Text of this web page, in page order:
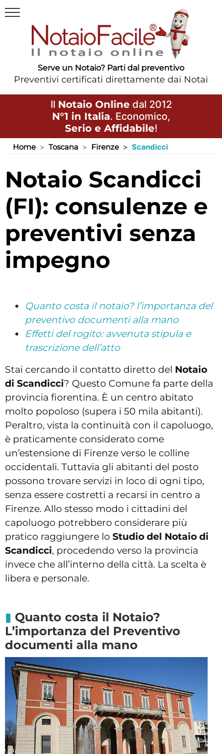
Serve un Notaio? Parti dal preventivo
Preventivi certificati direttamente dai Notai
Il Notaio Online dal 2012
N°1 in Italia. Economico,
Serio e Affidabile!
Home Toscana Firenze Scandicci
Notaio Scandicci
(FI): consulenze e
preventivi senza
impegno
Quanto costa il notaio? l’importanza del
preventivo documenti alla mano
Effetti del rogito: avvenuta stipula e
trascrizione dell’atto
Stai cercando il contatto diretto del Notaio
di Scandicci? Questo Comune fa parte della
provincia fiorentina. È un centro abitato
molto popoloso (supera i 50 mila abitanti).
Peraltro, vista la continuità con il capoluogo,
è praticamente considerato come
un’estensione di Firenze verso le colline
occidentali. Tuttavia gli abitanti del posto
possono trovare servizi in loco di ogni tipo,
senza essere costretti a recarsi in centro a
Firenze. Allo stesso modo i cittadini del
capoluogo potrebbero considerare più
pratico raggiungere lo Studio del Notaio di
Scandicci, procedendo verso la provincia
invece che all’interno della città. La scelta è
libera e personale.
Quanto costa il Notaio?
L’importanza del Preventivo
documenti alla mano